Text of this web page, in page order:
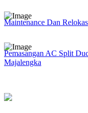
Maintenance Dan
Pemasangan AC Split
Majalengka